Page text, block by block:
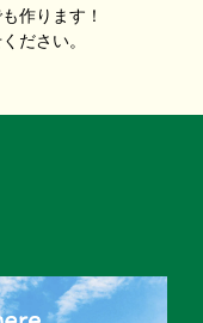
作ります！
ださい。